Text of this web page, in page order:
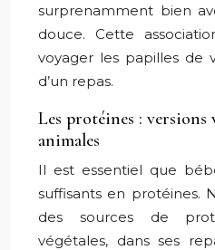
surprenamment bien
douce. Cette
voyager les papilles de
d’un repas.
Les protéines : versions
animales
Il est essentiel que
suffisants en protéines.
des sources de
végétales, dans ses